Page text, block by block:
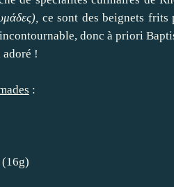
ce sont des beignets
donc à priori
adoré !
:
(16g)